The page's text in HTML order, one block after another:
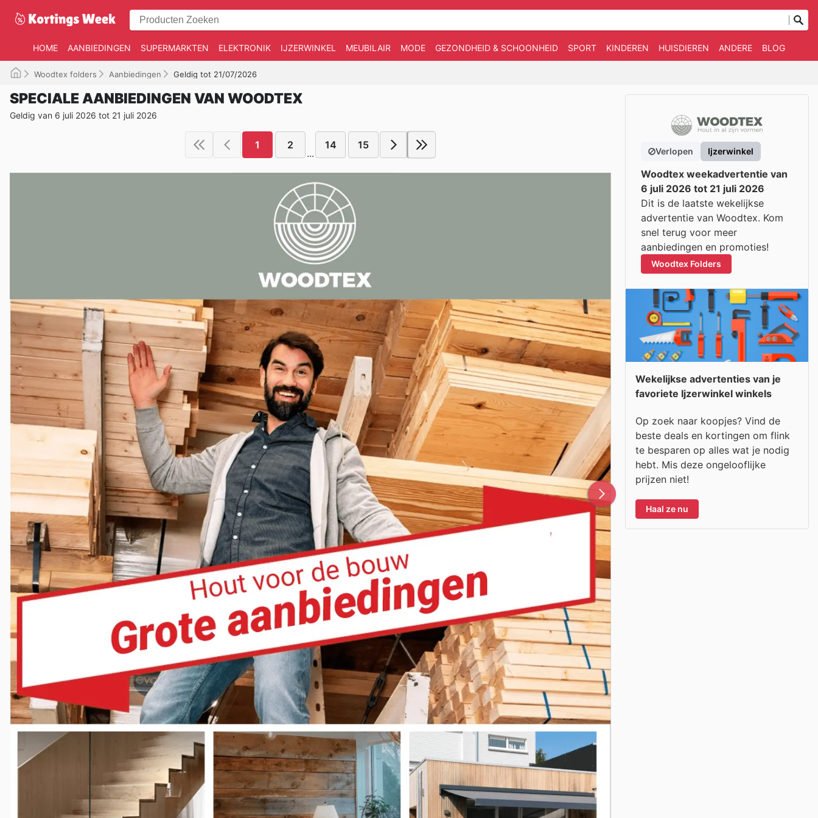
HOME AANBIEDINGEN SUPERMARKTEN ELEKTRONIK IJZERWINKEL MEUBILAIR MODE GEZONDHEID & SCHOONHEID SPORT KINDEREN HUISDIEREN ANDERE BLOG
Woodtex folders Aanbiedingen Geldig tot 21/07/2026
SPECIALE AANBIEDINGEN VAN WOODTEX
Geldig van 6 juli 2026 tot 21 juli 2026
1 2
...
14 15
Verlopen Ijzerwinkel
Woodtex weekadvertentie van
6 juli 2026 tot 21 juli 2026
Dit is de laatste wekelijkse
advertentie van Woodtex. Kom
snel terug voor meer
aanbiedingen en promoties!
Woodtex Folders
Wekelijkse advertenties van je
favoriete Ijzerwinkel winkels
Op zoek naar koopjes? Vind de
beste deals en kortingen om flink
te besparen op alles wat je nodig
hebt. Mis deze ongelooflijke
prijzen niet!
Haal ze nu